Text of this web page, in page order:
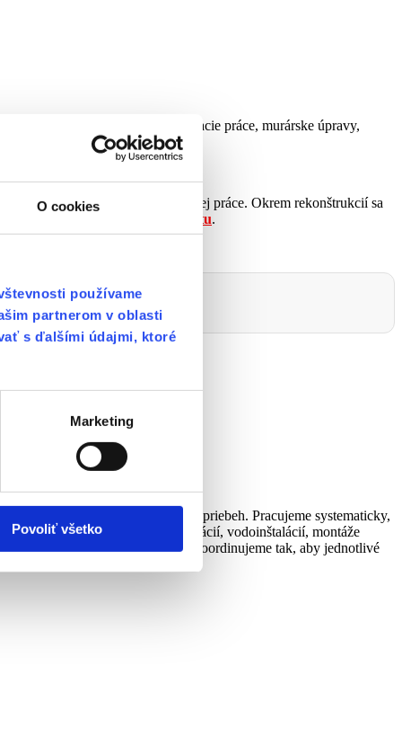
O cookies
používame
partnerom v oblasti
s ďalšími údajmi, ktoré
Marketing
Povoliť všetko
regiónov. Postaráme sa o búracie práce, murárske úpravy,
a po) a konkrétne výsledky našej práce. Okrem rekonštrukcií sa
tu.
a požiadavky.
spracovanie a spoľahlivý priebeh. Pracujeme systematicky,
murárskych úprav, elektroinštalácií, vodoinštalácií, montáže
úprav. Každý projekt koordinujeme tak, aby jednotlivé